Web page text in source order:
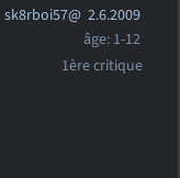
sk8rboi57@ 2.6.2009
âge: 1-12
1ère critique